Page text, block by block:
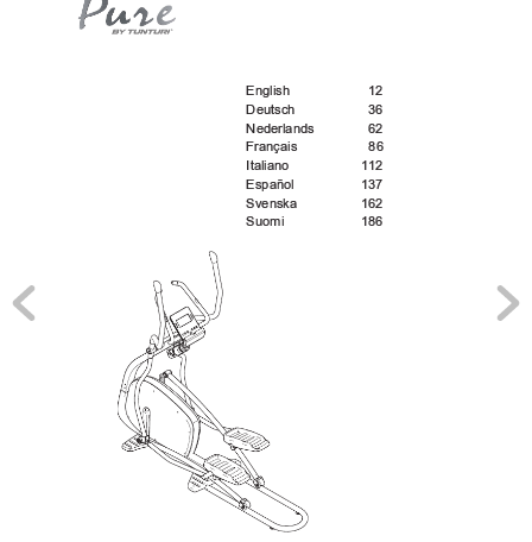
English 12
Deutsch
36
Nederlands
62
Français
86
Italiano
112
Español
137
Svenska
162
Suomi 186